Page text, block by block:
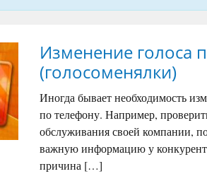
Изменение голоса
(голосоменялки)
Иногда бывает необходимость
по телефону. Например,
обслуживания своей компании,
важную информацию у
причина […]